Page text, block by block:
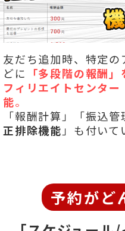
友だち追加時、特定
どに 「多段階の報酬」
フィリエイトセンタ
能。
「報酬計算」「振込
正排除機能 」も付いて
予約がど